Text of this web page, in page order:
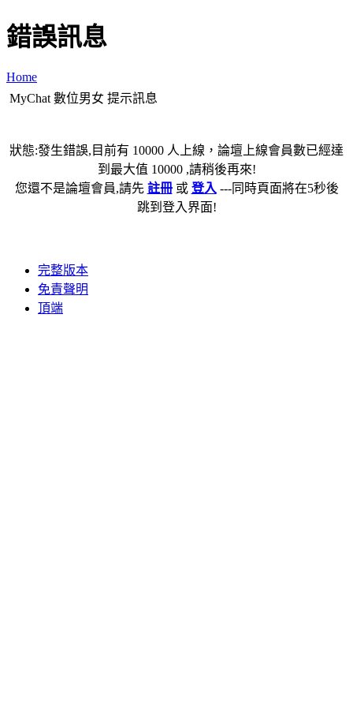
錯誤訊息
Home
MyChat 數位男女 提示訊息
狀態:發生錯誤,目前有 10000 人上線，論壇上線會員數已經達
到最大值 10000 ,請稍後再來!
您還不是論壇會員,請先 註冊或 登入 ---同時頁面將在5秒後
跳到登入界面!
完整版本
免責聲明
頂端